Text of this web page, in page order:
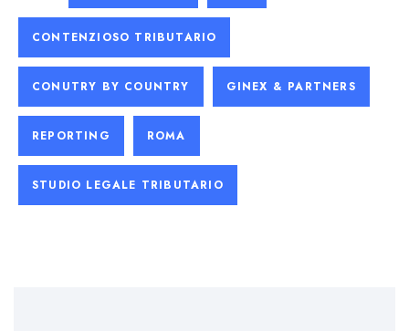
CONTENZIOSO TRIBUTARIO
CONUTRY BY COUNTRY GINEX & PARTNERS
REPORTING ROMA
STUDIO LEGALE TRIBUTARIO